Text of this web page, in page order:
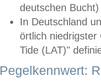
deutschen
In Deutschland
örtlich
Tide (LAT)"
Pegelkennwert: